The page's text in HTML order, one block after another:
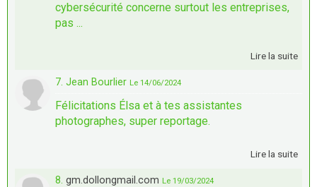
cybersécurité concerne surtout les entreprises,
pas ...
Lire la suite
7. Jean Bourlier Le 14/06/2024
Félicitations Élsa et à tes assistantes
photographes, super reportage.
Lire la suite
8. gm.dollongmail.com Le 19/03/2024